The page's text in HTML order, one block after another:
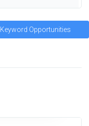
Keyword Opportunities